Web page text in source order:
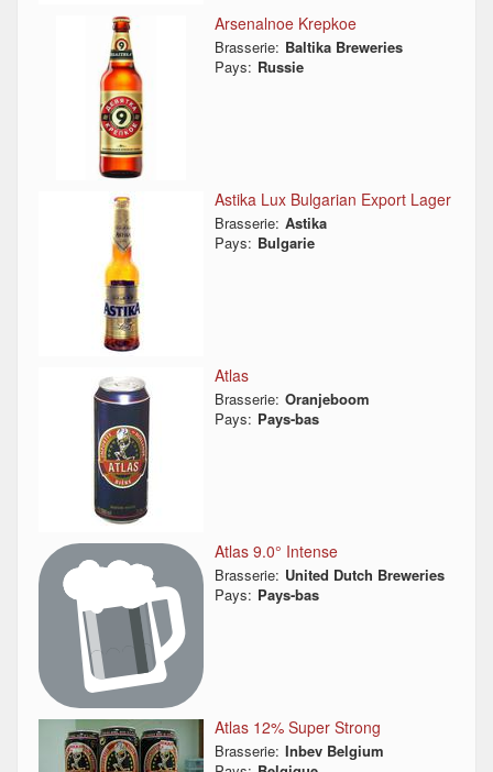
Arsenalnoe Krepkoe
Brasserie: Baltika Breweries
Pays: Russie
Astika Lux Bulgarian Export Lager
Brasserie: Astika
Pays: Bulgarie
Atlas
Brasserie: Oranjeboom
Pays: Pays-bas
Atlas 9.0° Intense
Brasserie: United Dutch Breweries
Pays: Pays-bas
Atlas 12% Super Strong
Brasserie: Inbev Belgium